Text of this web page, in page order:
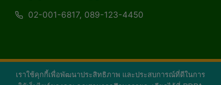
เราใช้คุกกี้เพื่อพัฒนาประสิทธิภาพ และประสบการณ์ที่ดีในการ
02-001-6817, 089-123-4450
Copyright 2026 — Green Life Plus mag | กรีน